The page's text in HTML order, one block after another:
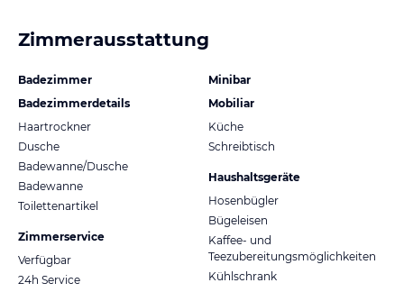
Zimmerausstattung
Badezimmer
Badezimmerdetails
Haartrockner
Dusche
Badewanne/Dusche
Badewanne
Toilettenartikel
Zimmerservice
Verfügbar
24h Service
Minibar
Mobiliar
Küche
Schreibtisch
Haushaltsgeräte
Hosenbügler
Bügeleisen
Kaffee- und
Teezubereitungsmöglichkeiten
Kühlschrank